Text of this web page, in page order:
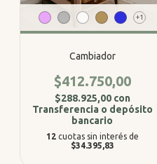
+1
Cambiador
$412.750,00
$288.925,00 con
Transferencia o depósito
bancario
12 cuotas sin interés de
$34.395,83